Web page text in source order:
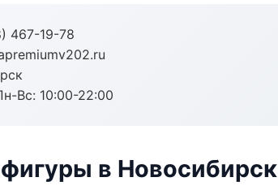
467-19-78
Вс: 10:00-22:00
в Новосибирск